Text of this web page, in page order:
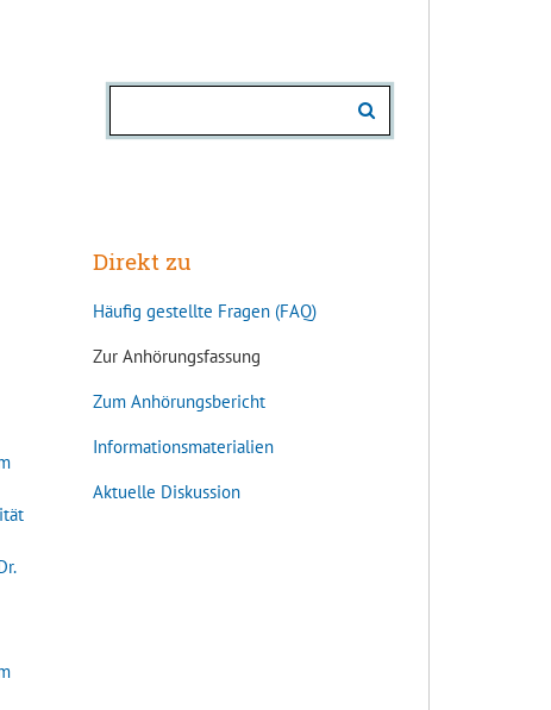
Direkt zu
Häufig gestellte Fragen (FAQ)
Zur Anhörungsfassung
Zum Anhörungsbericht
Informationsmaterialien
Aktuelle Diskussion